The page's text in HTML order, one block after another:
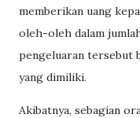
memberikan uang
oleh-oleh dalam
pengeluaran tersebut
yang dimiliki.
Akibatnya, sebagian